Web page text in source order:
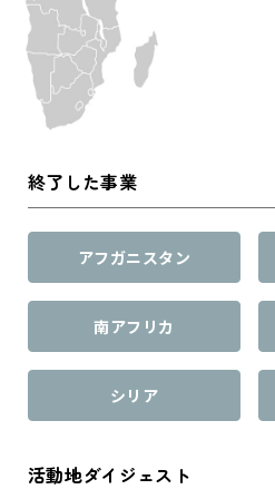
終了した事業
アフガニスタン
南アフリカ
シリア
活動地ダイジェスト